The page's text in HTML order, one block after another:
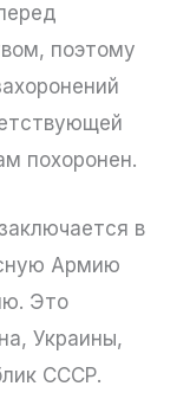
поэтому
похоронен.
в
Армию
Это
Украины,
СССР.